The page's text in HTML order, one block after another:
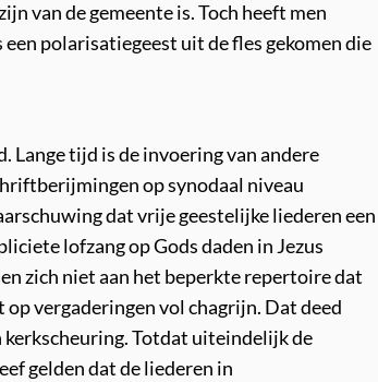
van de gemeente is. Toch heeft men
polarisatiegeest uit de fles gekomen die
Lange tijd is de invoering van andere
op synodaal niveau
dat vrije geestelijke liederen een
lofzang op Gods daden in Jezus
zich niet aan het beperkte repertoire dat
vergaderingen vol chagrijn. Dat deed
Totdat uiteindelijk de
gelden dat de liederen in